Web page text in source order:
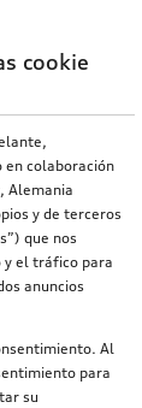
cookie
en colaboración
Alemania
y de terceros
que nos
y el tráfico para
anuncios
Al
para
su